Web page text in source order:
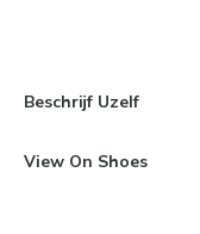
Beschrijf Uzelf
View On Shoes